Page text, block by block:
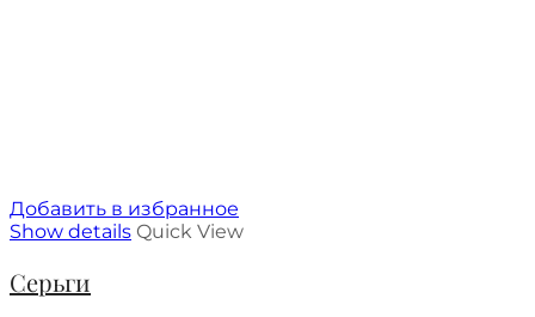
Добавить в избранное
Show details Quick View
Серьги